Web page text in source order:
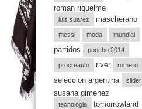
roman riquelme
luis suarez mascherano
messi moda mundial
partidos poncho 2014
procreauto river romero
seleccion argentina slider
susana gimenez
tecnologia
tomorrowland